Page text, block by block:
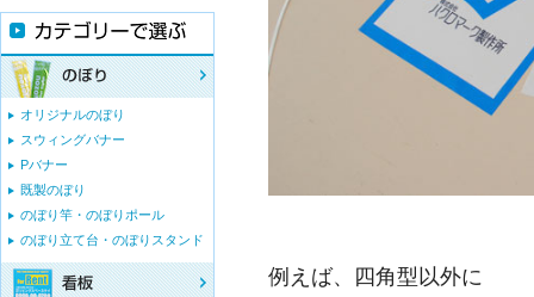
例えば、四角型以外に
オリジナルのぼり
スウィングバナー
Pバナー
既製のぼり
のぼり竿・のぼりポール
のぼり立て台・のぼりスタンド